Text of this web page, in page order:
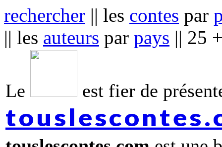
rechercher || les contes par
|| les auteurs par pays || 25
Le est fier de